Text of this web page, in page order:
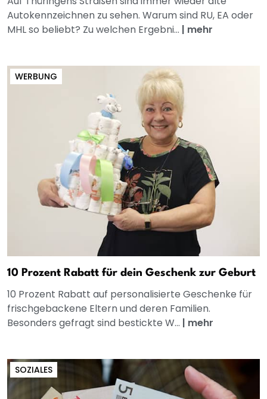
Autokennzeichnen zu sehen. Warum sind RU, EA oder
MHL so beliebt? Zu welchen Ergebni... | mehr
WERBUNG
10 Prozent Rabatt für dein Geschenk zur Geburt
10 Prozent Rabatt auf personalisierte Geschenke für
frischgebackene Eltern und deren Familien.
Besonders gefragt sind bestickte W... | mehr
SOZIALES